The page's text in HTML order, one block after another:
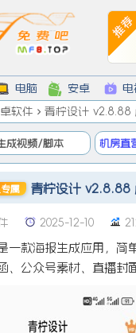
电脑 安卓 电
软件 青柠设计 v2.8.88
成视频/脚本 机房直
属 青柠设计 v2.8.88
2025-12-10
一款海报生成应用，简
、公众号素材、直播封